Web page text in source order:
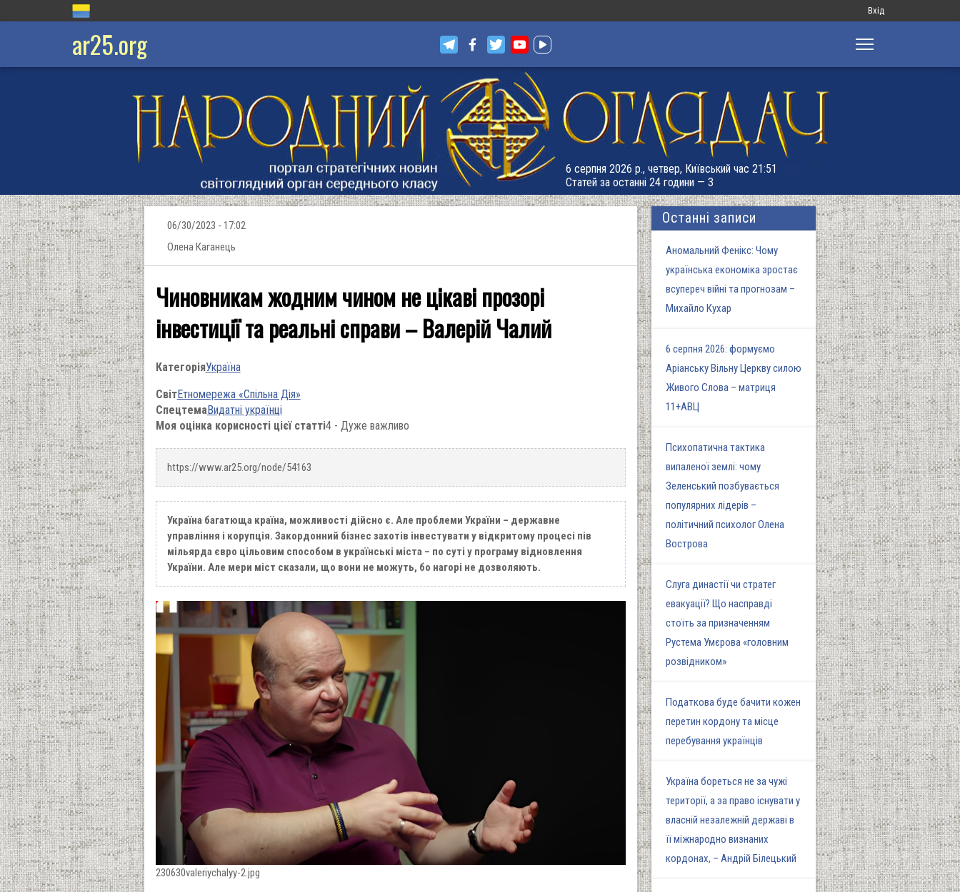
Меню
запису
Вхід
ar25.org
6 серпня 2026 р., четвер, Київський час 21:51
Статей за останні 24 години — 3
06/30/2023 - 17:02
Олена Каганець
Чиновникам жодним чином не цікаві прозорі
інвестиції та реальні справи – Валерій Чалий
КатегоріяУкраїна
СвітЕтномережа «Спільна Дія»
СпецтемаВидатні українці
Моя оцінка корисності цієї статті4 - Дуже важливо
https://www.ar25.org/node/54163
Україна багатюща країна, можливості дійсно є. Але проблеми України – державне
управління і корупція. Закордонний бізнес захотів інвестувати у відкритому процесі пів
мільярда євро цільовим способом в українські міста – по суті у програму відновлення
України. Але мери міст сказали, що вони не можуть, бо нагорі не дозволяють.
230630valeriychalyy-2.jpg
Останні записи
Аномальний Фенікс: Чому
українська економіка зростає
всупереч війні та прогнозам –
Михайло Кухар
6 серпня 2026: формуємо
Аріанську Вільну Церкву силою
Живого Слова – матриця
11+АВЦ
Психопатична тактика
випаленої землі: чому
Зеленський позбувається
популярних лідерів –
політичний психолог Олена
Вострова
Слуга династії чи стратег
евакуації? Що насправді
стоїть за призначенням
Рустема Умєрова «головним
розвідником»
Податкова буде бачити кожен
перетин кордону та місце
перебування українців
Україна бореться не за чужі
території, а за право існувати у
власній незалежній державі в
її міжнародно визнаних
кордонах, – Андрій Білецький